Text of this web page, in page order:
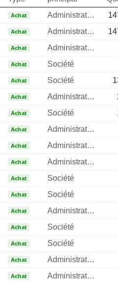
Achat Administrateur
Achat Administrateur
Achat
Administrateur
Achat
Société
Achat Société
Achat Administrateur
Achat Société
Achat
Administrateur
Achat
Administrateur
Achat
Administrateur
Achat
Société
Achat
Société
Achat
Administrateur
Achat
Société
Achat
Société
Achat
Administrateur
Achat
Administrateur